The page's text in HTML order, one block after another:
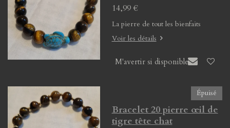
14,99 €
La pierre de tout les bienfaits
Voir les détails
M'avertir si disponible
Épuisé
Bracelet 20 pierre œil de
tigre tête chat